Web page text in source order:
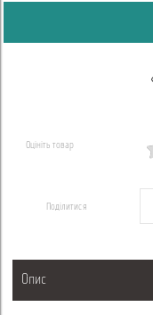
Оцініть товар
Поділитися
Опис